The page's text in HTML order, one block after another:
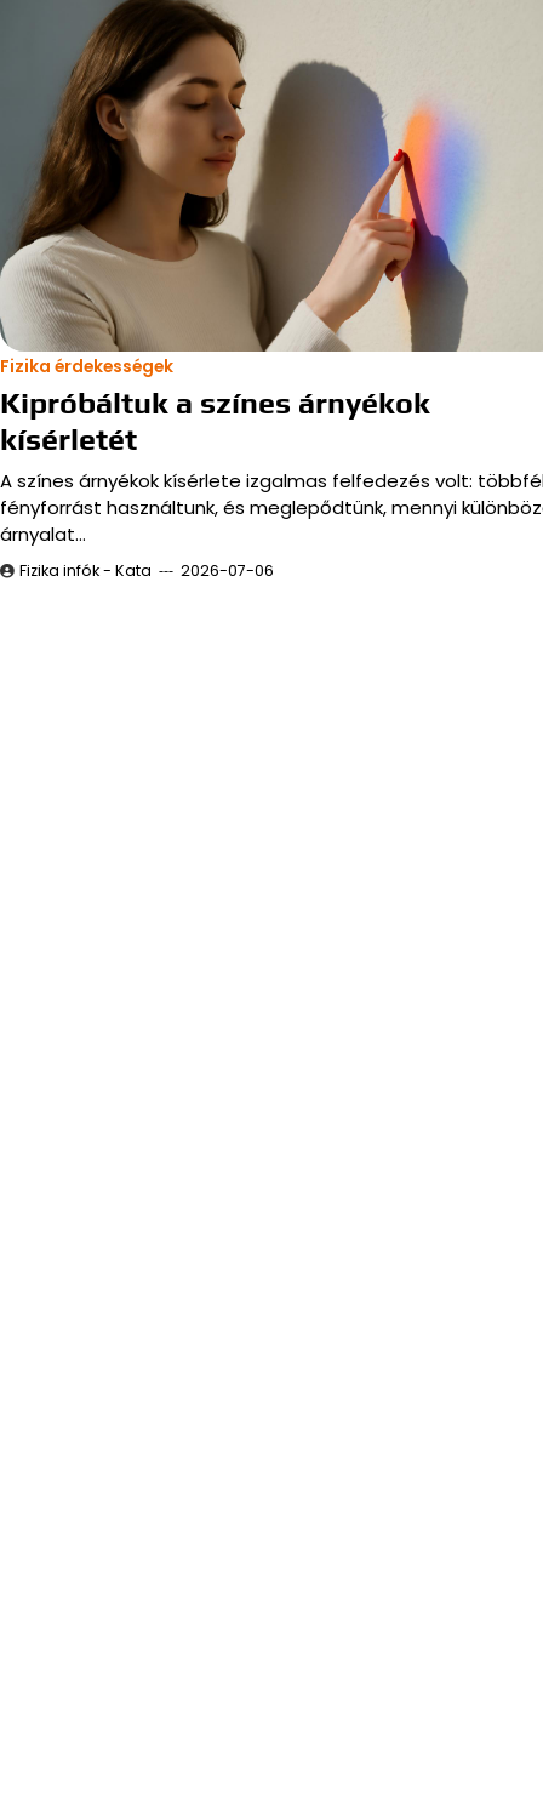
Fizika érdekességek
Kipróbáltuk a színes árnyékok
kísérletét
A színes árnyékok kísérlete izgalmas felfedezés volt:
fényforrást használtunk, és meglepődtünk, mennyi
árnyalat…
Fizika infók - Kata 2026-07-06